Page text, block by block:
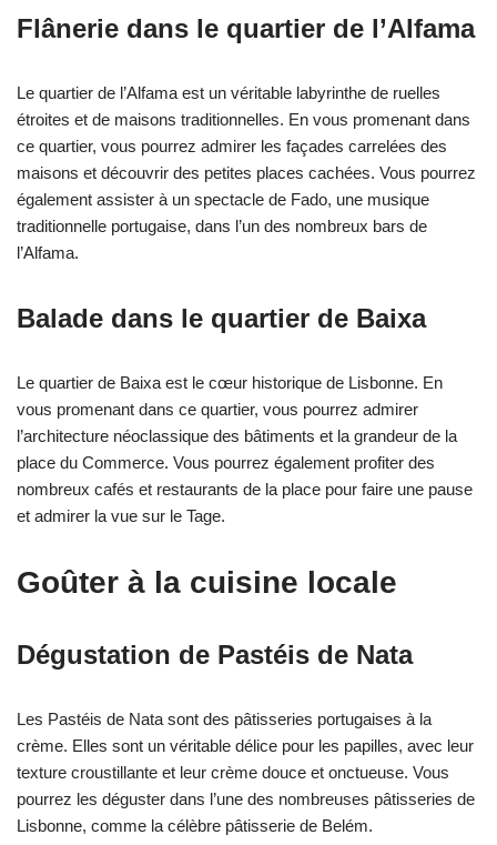
Flânerie dans le quartier de l’Alfama
Le quartier de l’Alfama est un véritable labyrinthe de ruelles
étroites et de maisons traditionnelles. En vous promenant dans
ce quartier, vous pourrez admirer les façades carrelées des
maisons et découvrir des petites places cachées. Vous pourrez
également assister à un spectacle de Fado, une musique
traditionnelle portugaise, dans l’un des nombreux bars de
l’Alfama.
Balade dans le quartier de Baixa
Le quartier de Baixa est le cœur historique de Lisbonne. En
vous promenant dans ce quartier, vous pourrez admirer
l’architecture néoclassique des bâtiments et la grandeur de la
place du Commerce. Vous pourrez également profiter des
nombreux cafés et restaurants de la place pour faire une pause
et admirer la vue sur le Tage.
Goûter à la cuisine locale
Dégustation de Pastéis de Nata
Les Pastéis de Nata sont des pâtisseries portugaises à la
crème. Elles sont un véritable délice pour les papilles, avec leur
texture croustillante et leur crème douce et onctueuse. Vous
pourrez les déguster dans l’une des nombreuses pâtisseries de
Lisbonne, comme la célèbre pâtisserie de Belém.